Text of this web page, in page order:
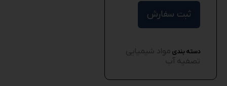
ثبت سفارش
دسته بندی مواد شیمیایی
تصفیه آب